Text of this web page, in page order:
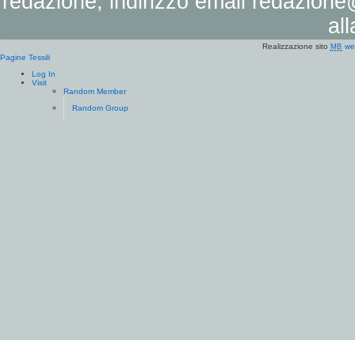
Realizzazione sito MB
Pagine Tessili
Log In
Visit
Random Member
Random Group